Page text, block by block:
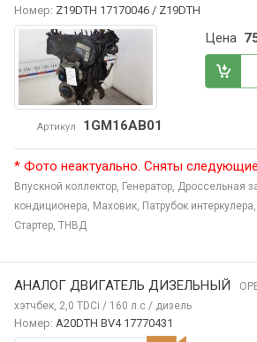
Номер: Z19DTH 17170046 / Z19DTH
Артикул 1GM16AB01
Цена
* Фото неактуально. Сняты следующие
Впускной коллектор, Генератор, Дроссельная
кондиционера, Маховик, Патрубок интеркулера,
Стартер, ТНВД
АНАЛОГ ДВИГАТЕЛЬ ДИЗЕЛЬНЫЙ
хэтчбек, 2,0 TDCi / 160 л.с / дизель
Номер: A20DTH BV4 17770431